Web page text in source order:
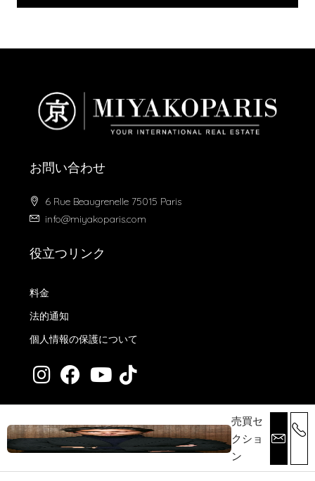
売買セ
クショ
ン
お問い合わせ
6 Rue Beaugrenelle 75015 Paris
info@miyakoparis.com
役立つリンク
料金
法的通知
個人情報の保護について
© 2024 MiyakoParis - All rights reserved -Design by Desk Digital